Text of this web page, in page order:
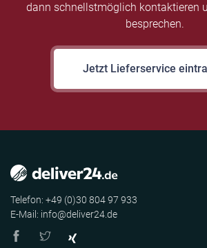
dann schnellstmöglich kontaktieren
besprechen.
Jetzt Lieferservice
Telefon: +49 (0)30 804 97 933
E-Mail: info@deliver24.de